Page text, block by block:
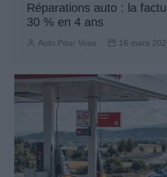
Réparations auto : la
30 % en 4 ans
Auto Pour Vous 16 mars